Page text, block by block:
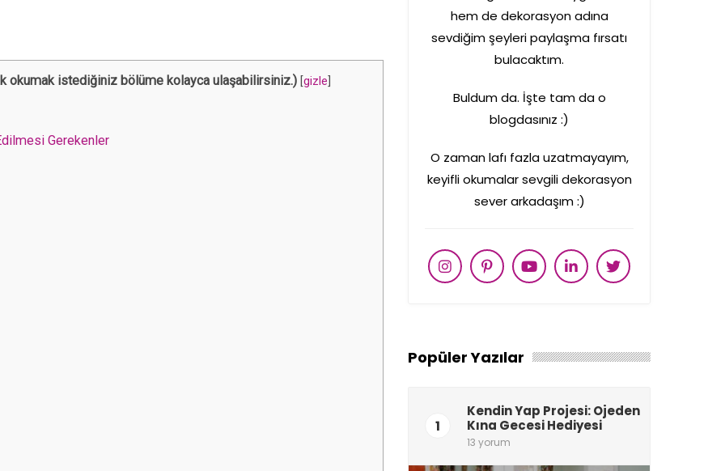
okumak istediğiniz bölüme kolayca ulaşabilirsiniz.) gizle
Gerekenler
hem de dekorasyon adına
sevdiğim şeyleri paylaşma fırsatı
bulacaktım.
Buldum da. İşte tam da o
blogdasınız :)
O zaman lafı fazla uzatmayayım,
keyifli okumalar sevgili dekorasyon
sever arkadaşım :)
Popüler Yazılar
1
Kendin Yap Projesi: Ojeden
Kına Gecesi Hediyesi
13 yorum